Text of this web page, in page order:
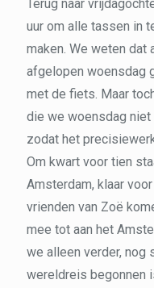
Terug naar
uur om alle tassen in
maken. We weten dat
afgelopen woensdag
met de fiets. Maar
die we woensdag
zodat het
Om kwart voor tien
Amsterdam, klaar
vrienden van Zoë
mee tot aan het
we alleen verder,
wereldreis begonnen